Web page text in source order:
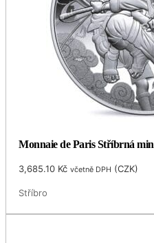
Monnaie de Paris Stříbrná
3,685.10 Kč včetně DPH (CZK)
Stříbro